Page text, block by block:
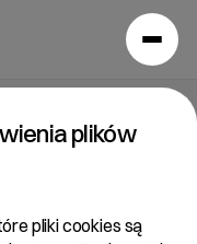
plików
pliki cookies są